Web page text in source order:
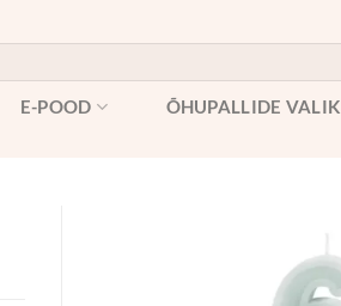
E-POOD ÕHUPALLIDE VALIK